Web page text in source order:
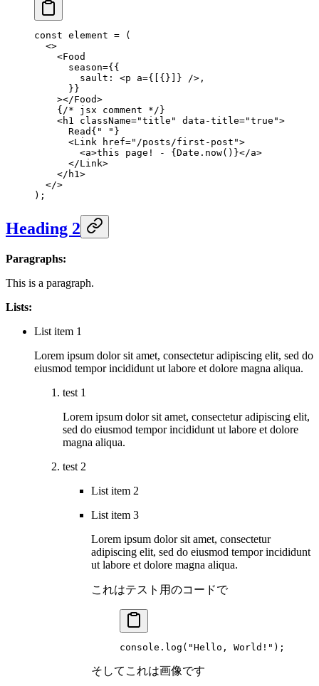
const element = (
  <>
    <
Food
      season
={{
        sault: <
p a={[{}]} />,
      }}
    ></
Food>
    {
/* jsx comment */ }
    <
h1 className="title" data-title="true">
      Read{
" " }
      <
Link href="/posts/first-post">
        <
a>this page! - {Date. now()}</a>
      </
Link>
    </
h1>
  </>
);
Heading 2
Paragraphs:
This is a paragraph.
Lists:
List item 1
Lorem ipsum dolor sit amet, consectetur adipiscing elit, sed do
eiusmod tempor incididunt ut labore et dolore magna aliqua.
test 1
Lorem ipsum dolor sit amet, consectetur adipiscing elit,
sed do eiusmod tempor incididunt ut labore et dolore
magna aliqua.
test 2
List item 2
List item 3
Lorem ipsum dolor sit amet, consectetur
adipiscing elit, sed do eiusmod tempor incididunt
ut labore et dolore magna aliqua.
これはテスト用のコードで
console. log ( "Hello, World!" );
そしてこれは画像です